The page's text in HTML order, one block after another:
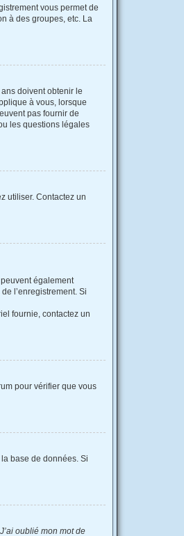
vous permet de
à des groupes, etc. La
doivent obtenir le
à vous, lorsque
pas fournir de
les questions légales
utiliser. Contactez un
également
l’enregistrement. Si
fournie, contactez un
pour vérifier que vous
base de données. Si
J’ai oublié mon mot de